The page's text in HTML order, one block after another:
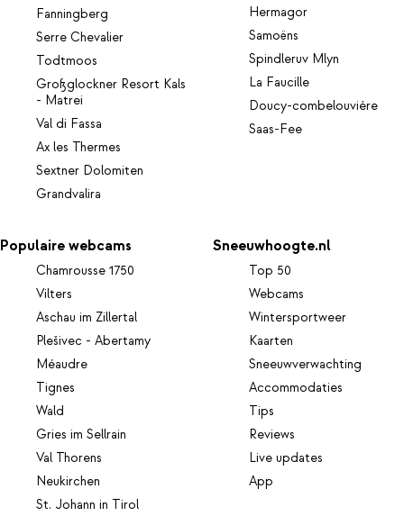
Fanningberg
Serre Chevalier
Todtmoos
Großglockner Resort Kals
- Matrei
Val di Fassa
Ax les Thermes
Sextner Dolomiten
Grandvalira
Hermagor
Samoëns
Spindleruv Mlyn
La Faucille
Doucy-combelouvière
Saas-Fee
Populaire webcams
Chamrousse 1750
Vilters
Aschau im Zillertal
Plešivec - Abertamy
Méaudre
Tignes
Wald
Gries im Sellrain
Val Thorens
Neukirchen
St. Johann in Tirol
Sneeuwhoogte.nl
Top 50
Webcams
Wintersportweer
Kaarten
Sneeuwverwachting
Accommodaties
Tips
Reviews
Live updates
App